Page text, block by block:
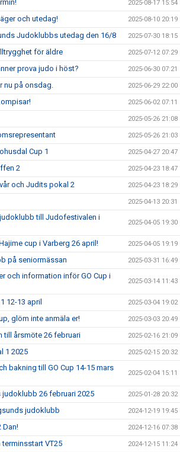
2025-08-17 15:54
och utedag! 2025-08-10 20:19
Judoklubbs utedag den 16/8 2025-07-30 18:15
för äldre 2025-07-12 07:29
prova judo i höst? 2025-06-30 07:21
nu på onsdag. 2025-06-29 22:00
2025-06-02 07:11
2025-05-26 21:08
2025-05-26 21:03
Cup 1 2025-04-27 20:47
2 2025-04-23 18:47
och Judits pokal 2 2025-04-23 18:29
2025-04-13 20:31
till Judofestivalen i
2025-04-05 19:30
cup i Varberg 26 april! 2025-04-05 19:19
på seniormässan 2025-03-31 16:49
och information inför GO Cup i
2025-03-14 11:43
12-13 april 2025-03-04 19:02
glöm inte anmäla er! 2025-03-03 20:49
till årsmöte 26 februari 2025-02-16 21:09
1 2025 2025-02-15 20:32
bakning till GO Cup 14-15 mars
2025-02-04 15:11
26 februari 2025 2025-01-28 20:32
judoklubb 2024-12-19 19:45
Dan! 2024-12-16 07:38
terminsstart VT25 2024-12-15 11:24